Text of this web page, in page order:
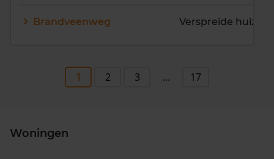
Brandveenweg Verspreide huizen
1 2 3 ... 17
Woningen